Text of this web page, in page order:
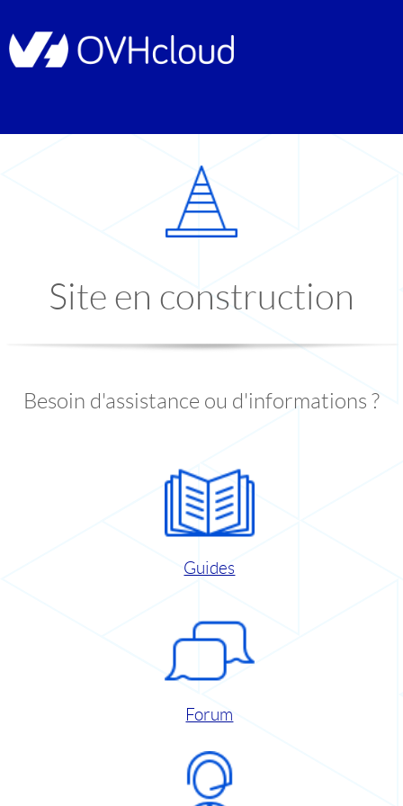
Site en construction
Besoin d'assistance ou d'informations ?
Guides
Forum